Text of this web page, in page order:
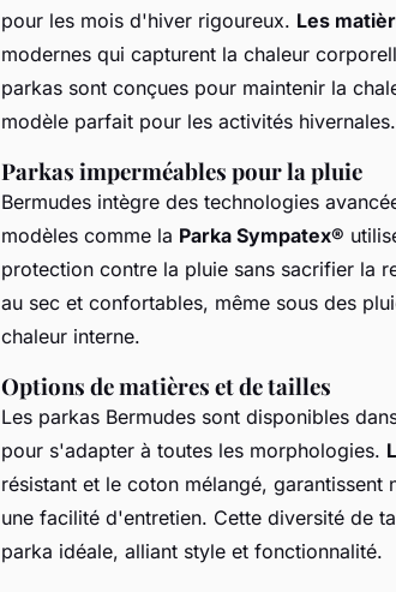
pour les mois d'hiver rigoureux. Les
modernes qui capturent la chaleur
parkas sont conçues pour maintenir la
modèle parfait pour les activités hivernales.
Parkas imperméables pour la pluie
Bermudes intègre des technologies
modèles comme la Parka Sympatex®
protection contre la pluie sans sacrifier la
au sec et confortables, même sous des
chaleur interne.
Options de matières et de tailles
Les parkas Bermudes sont disponibles
pour s'adapter à toutes les morphologies.
résistant et le coton mélangé,
une facilité d'entretien. Cette diversité de
parka idéale, alliant style et fonctionnalité.